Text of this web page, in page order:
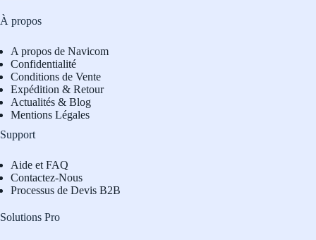
À propos
A propos de Navicom
Confidentialité
Conditions de Vente
Expédition & Retour
Actualités & Blog
Mentions Légales
Support
Aide et FAQ
Contactez-Nous
Processus de Devis B2B
Solutions Pro